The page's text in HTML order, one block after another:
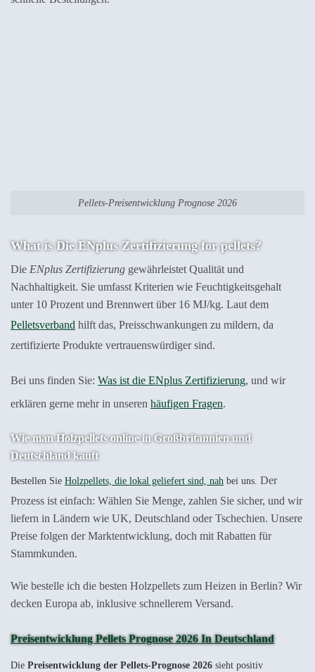
Pellets-Preisentwicklung Prognose 2026
What is Die ENplus Zertifizierung for pellets?
Die ENplus Zertifizierung gewährleistet Qualität und
Nachhaltigkeit. Sie umfasst Kriterien wie Feuchtigkeitsgehalt
unter 10 Prozent und Brennwert über 16 MJ/kg. Laut dem
Pelletsverband hilft das, Preisschwankungen zu mildern, da
zertifizierte Produkte vertrauenswürdiger sind.
Bei uns finden Sie: Was ist die ENplus Zertifizierung, und wir
erklären gerne mehr in unseren häufigen Fragen.
Wie man Holzpellets online in Großbritannien und
Deutschland kauft
Bestellen Sie Holzpellets, die lokal geliefert sind, nah bei uns. Der
Prozess ist einfach: Wählen Sie Menge, zahlen Sie sicher, und wir
liefern in Ländern wie UK, Deutschland oder Tschechien. Unsere
Preise folgen der Marktentwicklung, doch mit Rabatten für
Stammkunden.
Wie bestelle ich die besten Holzpellets zum Heizen in Berlin? Wir
decken Europa ab, inklusive schnellerem Versand.
Preisentwicklung Pellets Prognose 2026 In Deutschland
Die Preisentwicklung der Pellets-Prognose 2026 sieht positiv